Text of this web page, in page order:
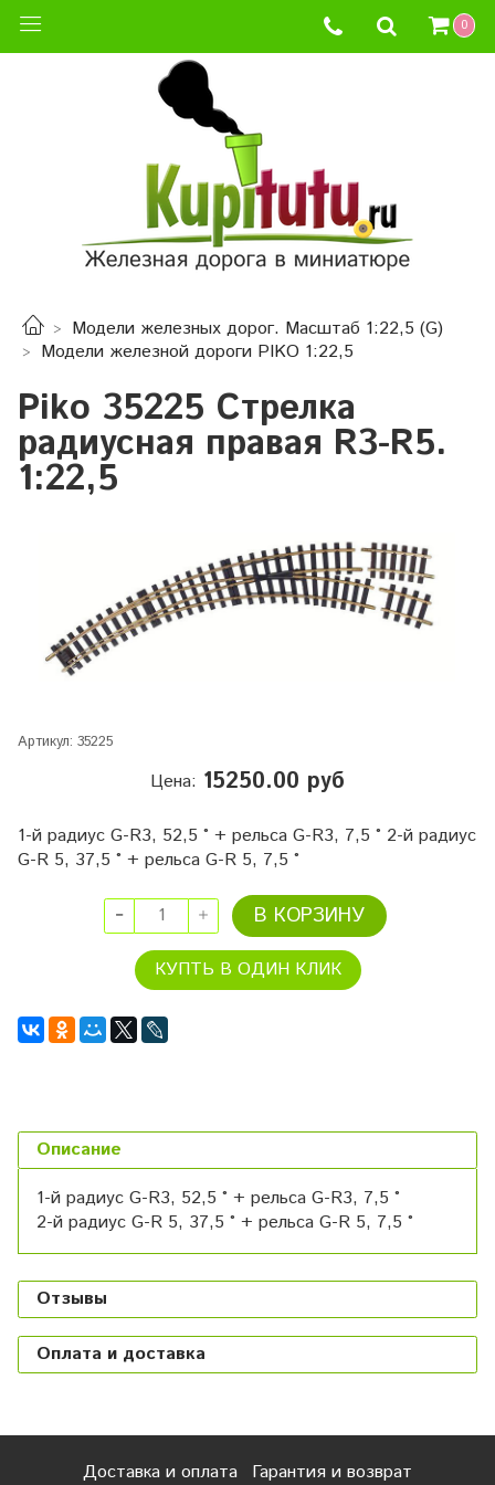
0
Модели железных дорог. Масштаб 1:22,5 (G)
Модели железной дороги PIKO 1:22,5
Piko 35225 Стрелка
радиусная правая R3-R5.
1:22,5
Артикул: 35225
Цена: 15250.00 руб
1-й радиус G-R3, 52,5 ° + рельса G-R3, 7,5 ° 2-й радиус
G-R 5, 37,5 ° + рельса G-R 5, 7,5 °
В КОРЗИНУ
КУПТЬ В ОДИН КЛИК
Описание
1-й радиус G-R3, 52,5 ° + рельса G-R3, 7,5 °
2-й радиус G-R 5, 37,5 ° + рельса G-R 5, 7,5 °
Отзывы
Оплата и доставка
Доставка и оплата Гарантия и возврат